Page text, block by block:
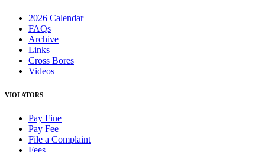
2026 Calendar
FAQs
Archive
Links
Cross Bores
Videos
VIOLATORS
Pay Fine
Pay Fee
File a Complaint
Fees